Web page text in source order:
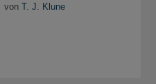
vonT. J. Klune